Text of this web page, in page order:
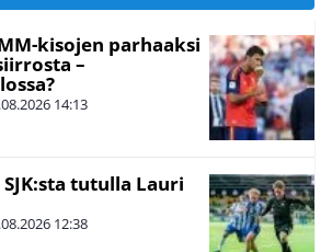
kisojen parhaaksi
–
14:13
tutulla Lauri
12:38